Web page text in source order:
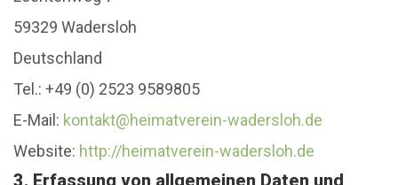
59329 Wadersloh
Deutschland
Tel.: +49 (0) 2523 9589805
E-Mail: kontakt@heimatverein-wadersloh.de
Website: http://heimatverein-wadersloh.de
3. Erfassung von allgemeinen Daten und